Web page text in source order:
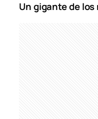
Un gigante de los